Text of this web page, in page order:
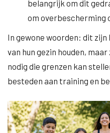
belangrijk om dit
om overbescherming
In gewone woorden: dit zijn
van hun gezin houden,
nodig die grenzen kan
besteden aan training en